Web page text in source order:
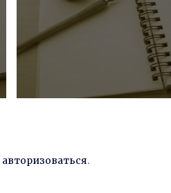
авторизоваться.